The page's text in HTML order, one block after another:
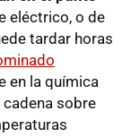
eléctrico, o de
tardar horas
en la química
sobre